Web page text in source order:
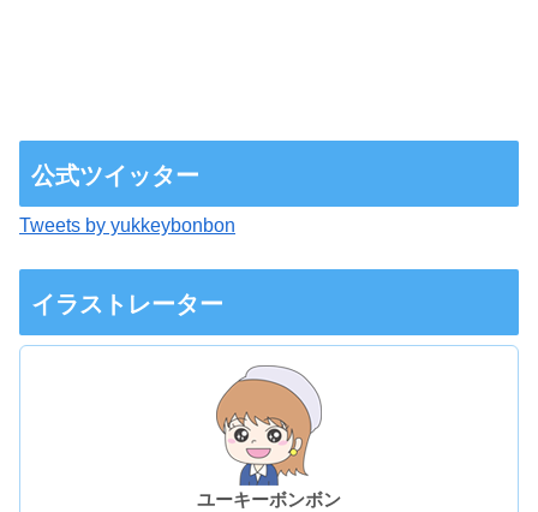
公式ツイッター
Tweets by yukkeybonbon
イラストレーター
ユーキーボンボン